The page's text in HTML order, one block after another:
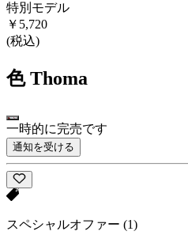
特別モデル
￥5,720
(税込)
色 Thoma
一時的に完売です
通知を受ける
スペシャルオファー (1)